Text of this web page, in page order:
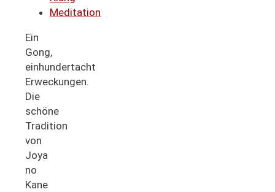
Meditation
Ein
Gong,
einhundertacht
Erweckungen.
Die
schöne
Tradition
von
Joya
no
Kane